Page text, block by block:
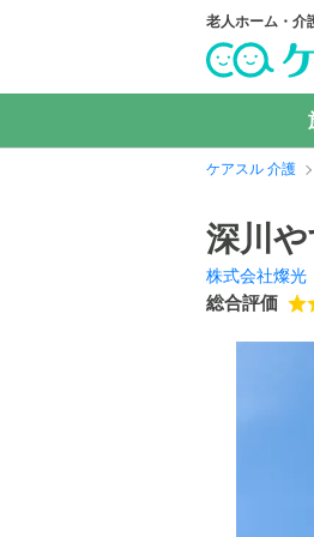
老人ホーム・介
ケアスル 介護
深川
株式会社燦光
総合評価